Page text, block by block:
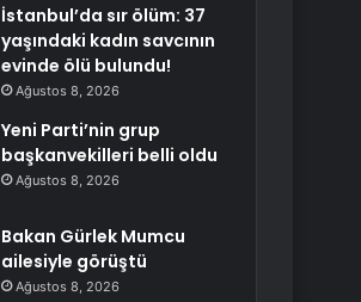
İstanbul’da sır ölüm: 37
yaşındaki kadın savcının
evinde ölü bulundu!
Ağustos 8, 2026
Yeni Parti’nin grup
başkanvekilleri belli oldu
Ağustos 8, 2026
Bakan Gürlek Mumcu
ailesiyle görüştü
Ağustos 8, 2026